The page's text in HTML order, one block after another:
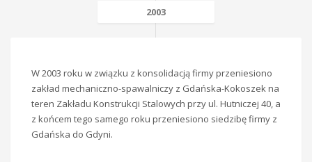
2003
W 2003 roku w związku z konsolidacją firmy przeniesiono
zakład mechaniczno-spawalniczy z Gdańska-Kokoszek na
teren Zakładu Konstrukcji Stalowych przy ul. Hutniczej 40, a
z końcem tego samego roku przeniesiono siedzibę firmy z
Gdańska do Gdyni.